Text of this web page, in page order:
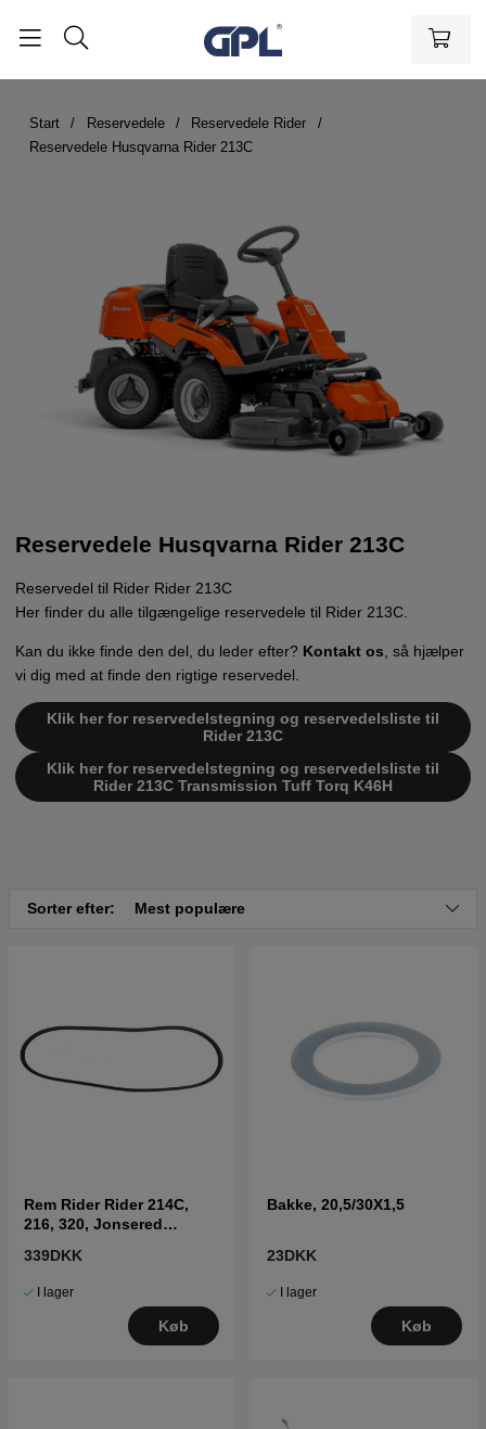
Start Reservedele
Reservedele Rider
Reservedele Husqvarna Rider 213C
Reservedele Husqvarna Rider 213C
Reservedel til Rider Rider 213C
Her finder du alle tilgængelige reservedele til Rider 213C.
Kan du ikke finde den del, du leder efter? Kontakt os , så hjælper
vi dig med at finde den rigtige reservedel.
Klik her for reservedelstegning og reservedelsliste til
Rider 213C
Klik her for reservedelstegning og reservedelsliste til
Rider 213C Transmission Tuff Torq K46H
Sorter efter: Mest populære
Rem Rider Rider 214C,
216, 320, Jonsered
339DKK
I lager
Køb
Bakke, 20,5/30X1,5
23DKK
I lager
Køb